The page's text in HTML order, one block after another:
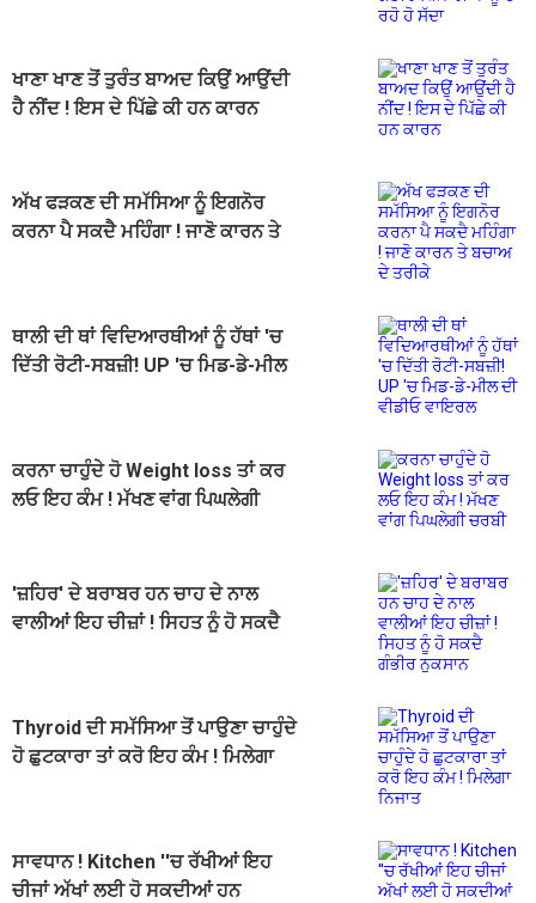
ਖਾਣਾ ਖਾਣ ਤੋਂ ਤੁਰੰਤ ਬਾਅਦ ਕਿਉਂ ਆਉਂਦੀ
ਹੈ ਨੀਂਦ ! ਇਸ ਦੇ ਪਿੱਛੇ ਕੀ ਹਨ ਕਾਰਨ
ਅੱਖ ਫੜਕਣ ਦੀ ਸਮੱਸਿਆ ਨੂੰ ਇਗਨੋਰ
ਕਰਨਾ ਪੈ ਸਕਦੈ ਮਹਿੰਗਾ ! ਜਾਣੋ ਕਾਰਨ ਤੇ
ਥਾਲੀ ਦੀ ਥਾਂ ਵਿਦਿਆਰਥੀਆਂ ਨੂੰ ਹੱਥਾਂ 'ਚ
ਦਿੱਤੀ ਰੋਟੀ-ਸਬਜ਼ੀ! UP 'ਚ ਮਿਡ-ਡੇ-ਮੀਲ
ਕਰਨਾ ਚਾਹੁੰਦੇ ਹੋ Weight loss ਤਾਂ ਕਰ
ਲਓ ਇਹ ਕੰਮ ! ਮੱਖਣ ਵਾਂਗ ਪਿਘਲੇਗੀ
'ਜ਼ਹਿਰ' ਦੇ ਬਰਾਬਰ ਹਨ ਚਾਹ ਦੇ ਨਾਲ
ਵਾਲੀਆਂ ਇਹ ਚੀਜ਼ਾਂ ! ਸਿਹਤ ਨੂੰ ਹੋ ਸਕਦੈ
Thyroid ਦੀ ਸਮੱਸਿਆ ਤੋਂ ਪਾਉਣਾ ਚਾਹੁੰਦੇ
ਹੋ ਛੁਟਕਾਰਾ ਤਾਂ ਕਰੋ ਇਹ ਕੰਮ ! ਮਿਲੇਗਾ
ਸਾਵਧਾਨ ! Kitchen ''ਚ ਰੱਖੀਆਂ ਇਹ
ਚੀਜਾਂ ਅੱਖਾਂ ਲਈ ਹੋ ਸਕਦੀਆਂ ਹਨ